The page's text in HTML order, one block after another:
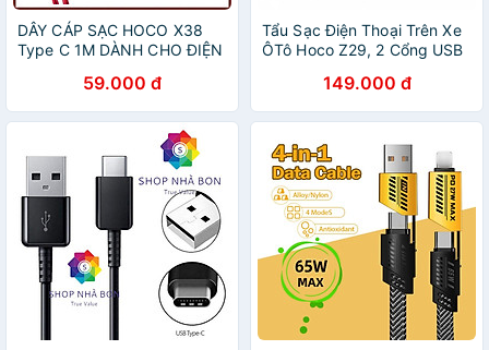
DÂY CÁP SẠC HOCO X38
Type C 1M DÀNH CHO ĐIỆN
59.000 đ
Tẩu Sạc Điện Thoại Trên Xe
ÔTô Hoco Z29, 2 Cổng USB
IPhone - Hàng Chính Hãng
149.000 đ